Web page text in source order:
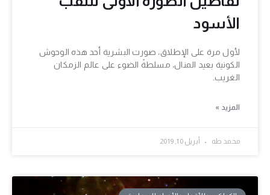
الأسود
لأول مرة على الإطلاق، صورت البشرية أحد هذه الوحوش
الكونية بعيد المنال، مسلطةً الضوء على عالم الزمكان
الغريب.
المزيد »
محمد طه أبريل 10, 2019